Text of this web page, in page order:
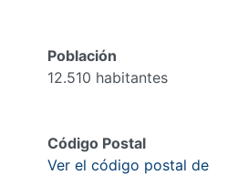
Población
12.510 habitantes
Código Postal
Ver el código postal de